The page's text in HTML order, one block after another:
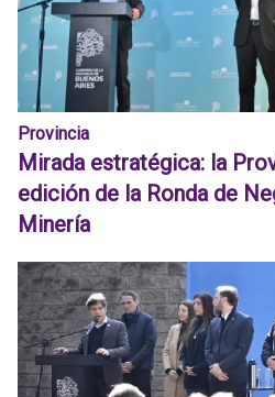
Provincia
Mirada estratégica: la
edición de la Ronda de
Minería